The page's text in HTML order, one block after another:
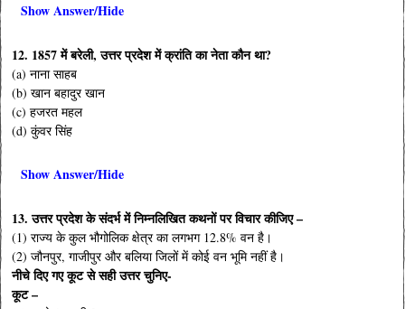
Show Answer/Hide
12. 1857 में बरेली, उत्तर प्रदेश में क्रांति का नेता कौन था?
(a) नाना साहब
(b) खान बहादुर खान
(c) हजरत महल
(d) कुंवर सिंह
Show Answer/Hide
13. उत्तर प्रदेश के संदर्भ में निम्नलिखित कथनों पर विचार कीजिए –
(1) राज्य के कुल भौगोलिक क्षेत्र का लगभग 12.8% वन है।
(2) जौनपुर, गाजीपुर और बलिया जिलों में कोई वन भूमि नहीं है।
नीचे दिए गए कूट से सही उत्तर चुनिए-
कूट –